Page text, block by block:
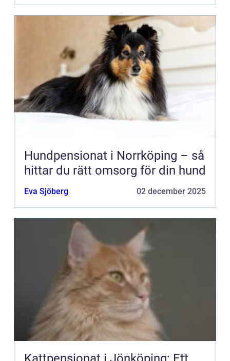
Hundpensionat i Norrköping – så
hittar du rätt omsorg för din hund
Eva Sjöberg 02 december 2025